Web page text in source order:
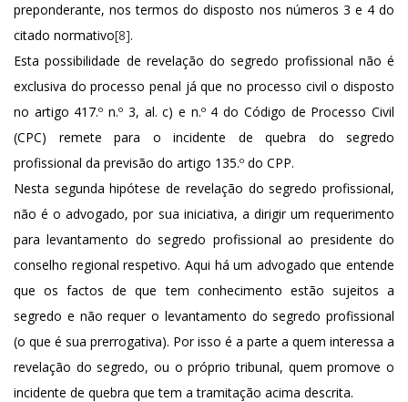
preponderante, nos termos do disposto nos números 3 e 4 do
citado normativo[8].
Esta possibilidade de revelação do segredo profissional não é
exclusiva do processo penal já que no processo civil o disposto
no artigo 417.º n.º 3, al. c) e n.º 4 do Código de Processo Civil
(CPC) remete para o incidente de quebra do segredo
profissional da previsão do artigo 135.º do CPP.
Nesta segunda hipótese de revelação do segredo profissional,
não é o advogado, por sua iniciativa, a dirigir um requerimento
para levantamento do segredo profissional ao presidente do
conselho regional respetivo. Aqui há um advogado que entende
que os factos de que tem conhecimento estão sujeitos a
segredo e não requer o levantamento do segredo profissional
(o que é sua prerrogativa). Por isso é a parte a quem interessa a
revelação do segredo, ou o próprio tribunal, quem promove o
incidente de quebra que tem a tramitação acima descrita.